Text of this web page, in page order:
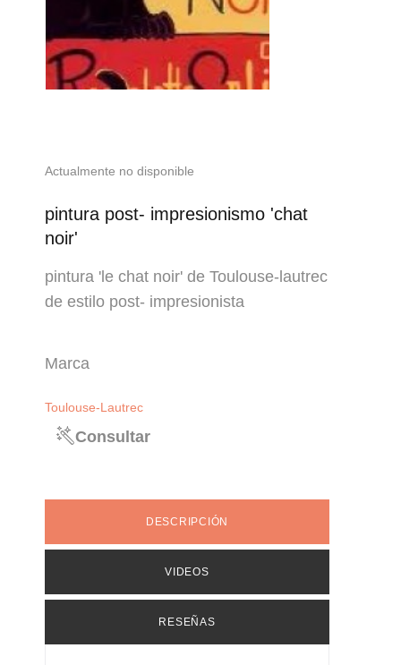
Actualmente no disponible
pintura post- impresionismo 'chat
noir'
pintura 'le chat noir' de Toulouse-lautrec
de estilo post- impresionista
Marca
Toulouse-Lautrec
Consultar
DESCRIPCIÓN
VIDEOS
RESEÑAS